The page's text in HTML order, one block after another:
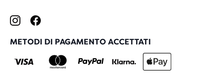
METODI DI PAGAMENTO ACCETTATI